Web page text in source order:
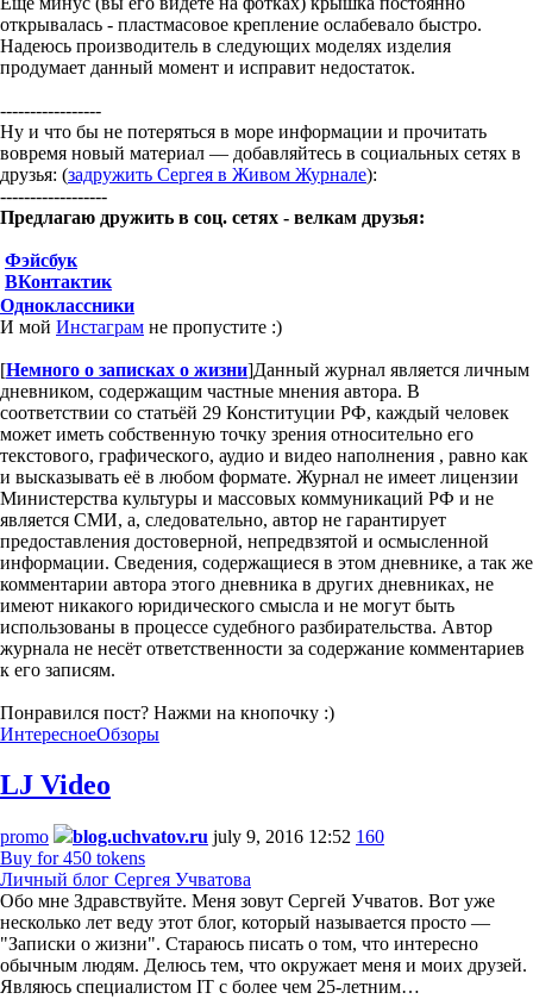
открывалась - пластмасовое крепление ослабевало быстро.
Надеюсь производитель в следующих моделях изделия
продумает данный момент и исправит недостаток.
-----------------
Ну и что бы не потеряться в море информации и прочитать
вовремя новый материал — добавляйтесь в социальных сетях в
друзья: (задружить Сергея в Живом Журнале):
------------------
Предлагаю дружить в соц. сетях - велкам друзья:
Фэйсбук
ВКонтактик
Одноклассники
И мой Инстаграм не пропустите :)
[Немного о записках о жизни]Данный журнал является личным
дневником, содержащим частные мнения автора. В
соответствии со статьёй 29 Конституции РФ, каждый человек
может иметь собственную точку зрения относительно его
текстового, графического, аудио и видео наполнения , равно как
и высказывать её в любом формате. Журнал не имеет лицензии
Министерства культуры и массовых коммуникаций РФ и не
является СМИ, а, следовательно, автор не гарантирует
предоставления достоверной, непредвзятой и осмысленной
информации. Сведения, содержащиеся в этом дневнике, а так же
комментарии автора этого дневника в других дневниках, не
имеют никакого юридического смысла и не могут быть
использованы в процессе судебного разбирательства. Автор
журнала не несёт ответственности за содержание комментариев
к его записям.
Понравился пост? Нажми на кнопочку :)
ИнтересноеОбзоры
LJ Video
promo blog.uchvatov.ru july 9, 2016 12:52 160
Buy for 450 tokens
Личный блог Сергея Учватова
Обо мне Здравствуйте. Меня зовут Сергей Учватов. Вот уже
несколько лет веду этот блог, который называется просто —
"Записки о жизни". Стараюсь писать о том, что интересно
обычным людям. Делюсь тем, что окружает меня и моих друзей.
Являюсь специалистом IT с более чем 25-летним…